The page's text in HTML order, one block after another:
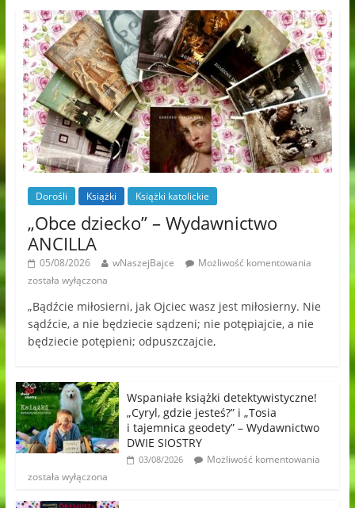
Dorośli Książki Książki katolickie
„Obce dziecko” – Wydawnictwo
ANCILLA
05/08/2026 wNaszejBajce
Możliwość komentowania
została wyłączona
„Bądźcie miłosierni, jak Ojciec wasz jest miłosierny. Nie
sądźcie, a nie będziecie sądzeni; nie potępiajcie, a nie
będziecie potępieni; odpuszczajcie,
Wspaniałe książki detektywistyczne!
„Cyryl, gdzie jesteś?” i „Tosia
i tajemnica geodety” – Wydawnictwo
DWIE SIOSTRY
03/08/2026
Możliwość komentowania
została wyłączona